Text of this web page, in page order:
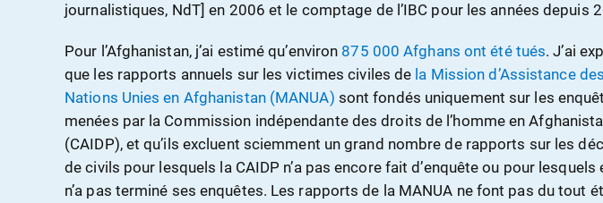
journalistiques, NdT] en 2006 et le comptage de l’IBC pour les années depuis
Pour l’Afghanistan, j’ai estimé qu’environ 875 000 Afghans ont été tués. J’ai
que les rapports annuels sur les victimes civiles de la Mission d’Assistance des
Nations Unies en Afghanistan (MANUA) sont fondés uniquement sur les
menées par la Commission indépendante des droits de l’homme en
(CAIDP), et qu’ils excluent sciemment un grand nombre de rapports sur les
de civils pour lesquels la CAIDP n’a pas encore fait d’enquête ou pour lesquels
n’a pas terminé ses enquêtes. Les rapports de la MANUA ne font pas du tout